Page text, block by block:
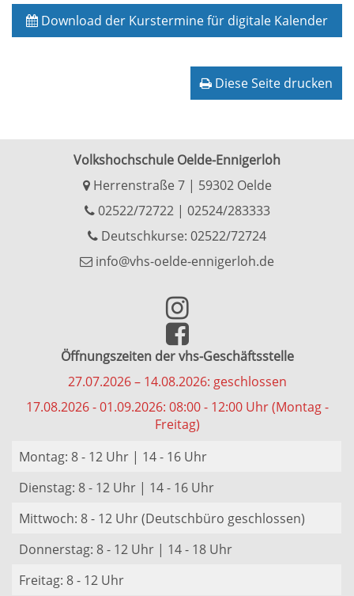
Download der Kurstermine für digitale Kalender
Diese Seite drucken
Volkshochschule Oelde-Ennigerloh
Herrenstraße 7 | 59302 Oelde
02522/72722| 02524/283333
Deutschkurse: 02522/72724
info@vhs-oelde-ennigerloh.de
Öffnungszeiten der vhs-Geschäftsstelle
27.07.2026 – 14.08.2026: geschlossen
17.08.2026 - 01.09.2026: 08:00 - 12:00 Uhr (Montag -
Freitag)
Montag: 8 - 12 Uhr | 14 - 16 Uhr
Dienstag: 8 - 12 Uhr | 14 - 16 Uhr
Mittwoch: 8 - 12 Uhr (Deutschbüro geschlossen)
Donnerstag: 8 - 12 Uhr | 14 - 18 Uhr
Freitag: 8 - 12 Uhr